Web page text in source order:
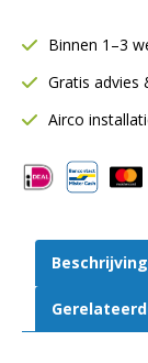
Ø400
|
13
isolatie
aantal
Binnen 1–3
Gratis
Airco
Beschrijving